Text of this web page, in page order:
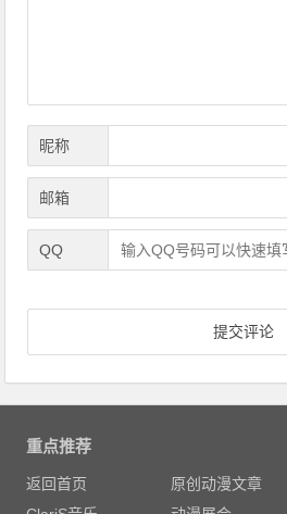
昵称
邮箱
QQ
重点推荐
返回首页 原创动漫文章